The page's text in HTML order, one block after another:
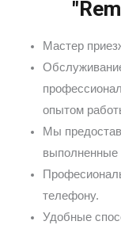
Мастер
опытом
Мы
выполненные
телефону.
Удобные